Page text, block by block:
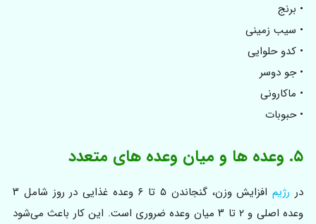
• برنج
• سیب زمینی
• کدو حلوایی
• جو دوسر
• ماکارونی
• حبوبات
۵. وعده ها و میان وعده های متعدد
در رژیم
افزایش وزن، گنجاندن ۵ تا ۶ وعده غذایی در روز شامل ۳
وعده اصلی و ۲ تا ۳ میان وعده ضروری است. این کار باعث می‌شود